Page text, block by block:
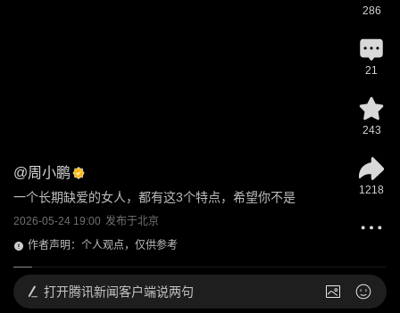
@周小鹏
一个长期缺爱的女人，都有这3个特点，希望你不是
2026-05-24 19:00 发布于北京
作者声明：个人观点，仅供参考
286
21
243
1218
打开腾讯新闻客户端说两句